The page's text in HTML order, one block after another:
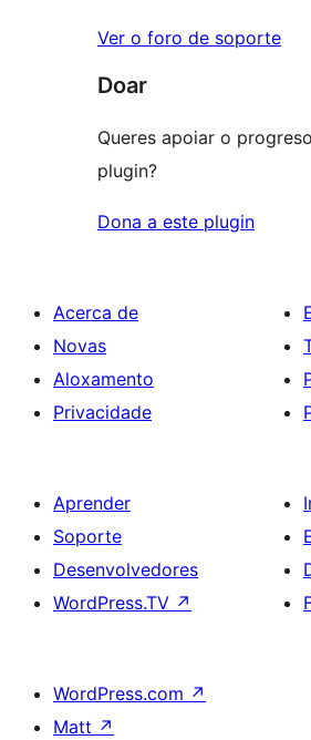
Ver o foro de soporte
Doar
Queres apoiar o
plugin?
Dona a este plugin
Acerca de
Novas
Aloxamento
Privacidade
Aprender
Soporte
Desenvolvedores
WordPress.TV ↗
WordPress.com ↗
Matt ↗